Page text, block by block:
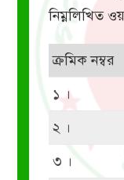
নিম্নলিখিত
ক্রমিক নম্বর
১ ।
২ ।
৩ ।